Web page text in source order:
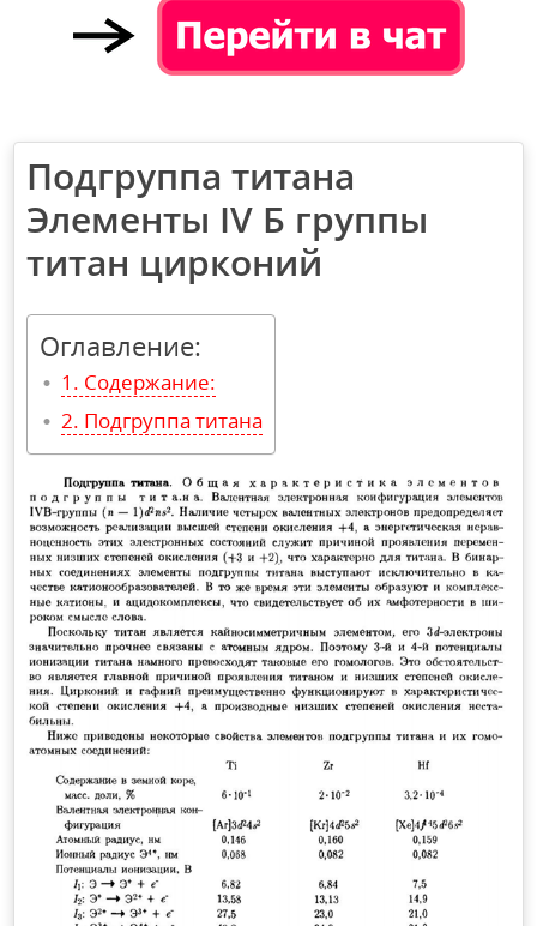
Подгруппа титана
Элементы IV Б группы
титан цирконий
Оглавление:
Содержание:
Подгруппа титана